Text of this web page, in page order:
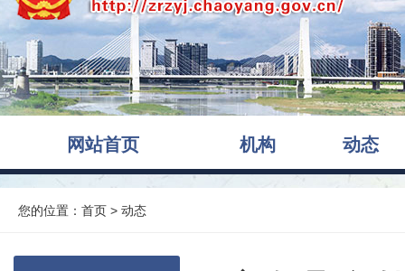
网站首页 机构 动态
您的位置： 首页 > 动态